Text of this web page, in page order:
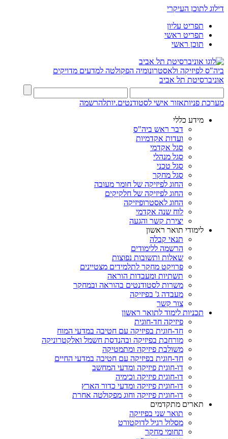
דילוג לתוכן העיקרי
תפריט עליון
תפריט ראשי
תוכן ראשי
ביה"ס לפיזיקה ולאסטרונומיה הפקולטה למדעים מדויקים
אוניברסיטת תל אביב
מערכת פניותאזור אישי לסטודנטים.יותלהרשמה
מידע כללי
דבר ראש ביה"ס
ועדות אקדמיות
סגל אקדמי
סגל מנהלי
סגל טכני
סגל מחקר
החוג לפיזיקה של חומר מעובה
החוג לפיזיקה של חלקיקים
החוג לאסטרופיזיקה
לוח שנה אקדמי
יצירת קשר והגעה
לימודי תואר ראשון
תנאי קבלה
הרשמה ללימודים
שאלות ותשובות נפוצות
פרויקט מחקר לתלמידים מצטיינים
תשתיות ומעבדות הוראה
משרות לסטודנטים בהוראה ובמחקר
מעבדה ג' בפיזיקה
צור קשר
תכניות לימוד לתואר ראשון
פיזיקה חד-חוגית
חד-חוגית בפיזיקה עם חטיבה במדעי המוח
מורחבת בפיזיקה ובהנדסת חשמל ואלקטרוניקה
משולבת פיזיקה ומתמטיקה
חד-חוגית בפיזיקה עם חטיבה במדעי החיים
דו-חוגית פיזיקה ומדעי המחשב
דו-חוגית פיזיקה וכימיה
דו-חוגית פיזיקה ומדעי כדור הארץ
דו-חוגית פיזיקה וחוג מפקולטה אחרת
תארים מתקדמים
תואר שני בפיזיקה
מסלול רגיל לדוקטורט
תחומי מחקר